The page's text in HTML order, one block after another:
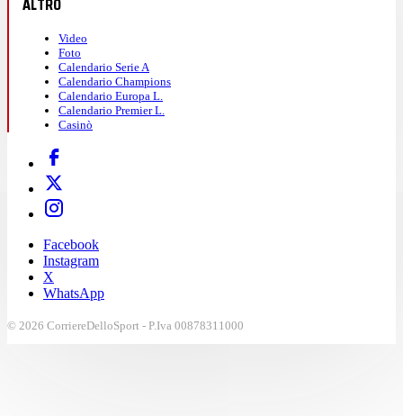
Video
Foto
Calendario Serie A
Calendario Champions
Calendario Europa L.
Calendario Premier L.
Casinò
Facebook
Instagram
X
WhatsApp
© 2026 CorriereDelloSport - P.Iva 00878311000